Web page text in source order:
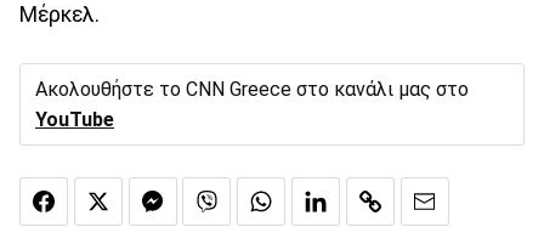
Μέρκελ.
Ακολουθήστε το CNN Greece στο κανάλι μας στο
YouTube